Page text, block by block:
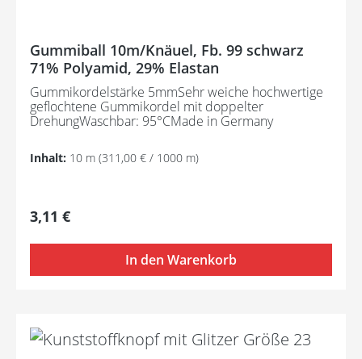
Gummiball 10m/Knäuel, Fb. 99 schwarz
71% Polyamid, 29% Elastan
Gummikordelstärke 5mmSehr weiche hochwertige
geflochtene Gummikordel mit doppelter
DrehungWaschbar: 95°CMade in Germany
Inhalt: 10 m (311,00 € / 1000 m)
Regulärer Preis:
3,11 €
In den Warenkorb